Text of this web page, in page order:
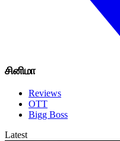
சினிமா
Reviews
OTT
Bigg Boss
Latest